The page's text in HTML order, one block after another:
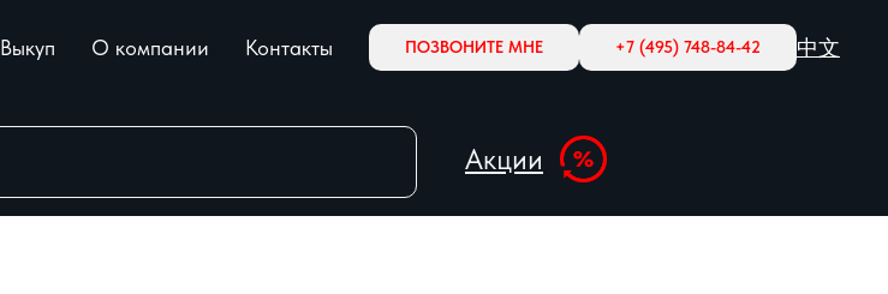
Выкуп О компании Контакты ПОЗВОНИТЕ МНЕ +7 (495) 748-84-42 中文
Акции